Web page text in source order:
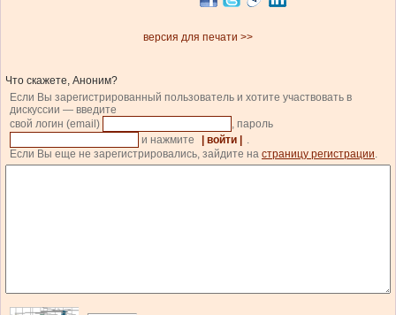
версия для печати >>
Что скажете, Аноним?
Если Вы зарегистрированный пользователь и хотите участвовать в
дискуссии — введите
свой логин (email)
, пароль
и нажмите
| войти |
.
Если Вы еще не зарегистрировались, зайдите на страницу регистрации.